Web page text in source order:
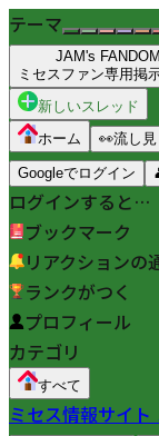
テーマ
JAM's FANDOM
ミセスファン専用掲
新しいスレッド
ホーム
👀流し見
Googleでログイン
ログインすると…
ブックマーク
リアクションの
ランクがつく
プロフィール
カテゴリ
すべて
ミセス情報サイ